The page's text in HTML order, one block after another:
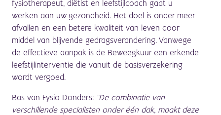
fysiotherapeut, diëtist en leefstijlcoach gaat u
werken aan uw gezondheid. Het doel is onder meer
afvallen en een betere kwaliteit van leven door
middel van blijvende gedragsverandering. Vanwege
de effectieve aanpak is de Beweegkuur een erkende
leefstijlinterventie die vanuit de basisverzekering
wordt vergoed.
Bas van Fysio Donders: “De combinatie van
verschillende specialisten onder één dak, maakt deze